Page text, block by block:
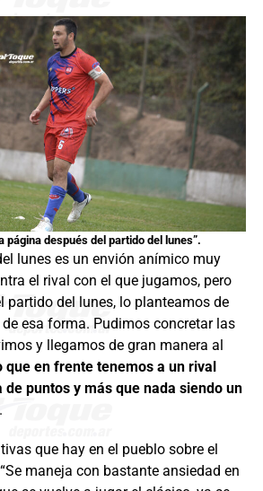
página después del partido del lunes”.
lunes es un envión anímico muy
el rival con el que jugamos, pero
partido del lunes, lo planteamos de
esa forma. Pudimos concretar las
y llegamos de gran manera al
que en frente tenemos a un rival
puntos y más que nada siendo un
.
que hay en el pueblo sobre el
maneja con bastante ansiedad en